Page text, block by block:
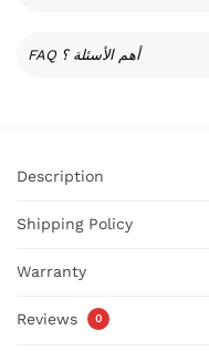
FAQ أهم الأسئلة ؟
Description
Shipping Policy
Warranty
Reviews 0